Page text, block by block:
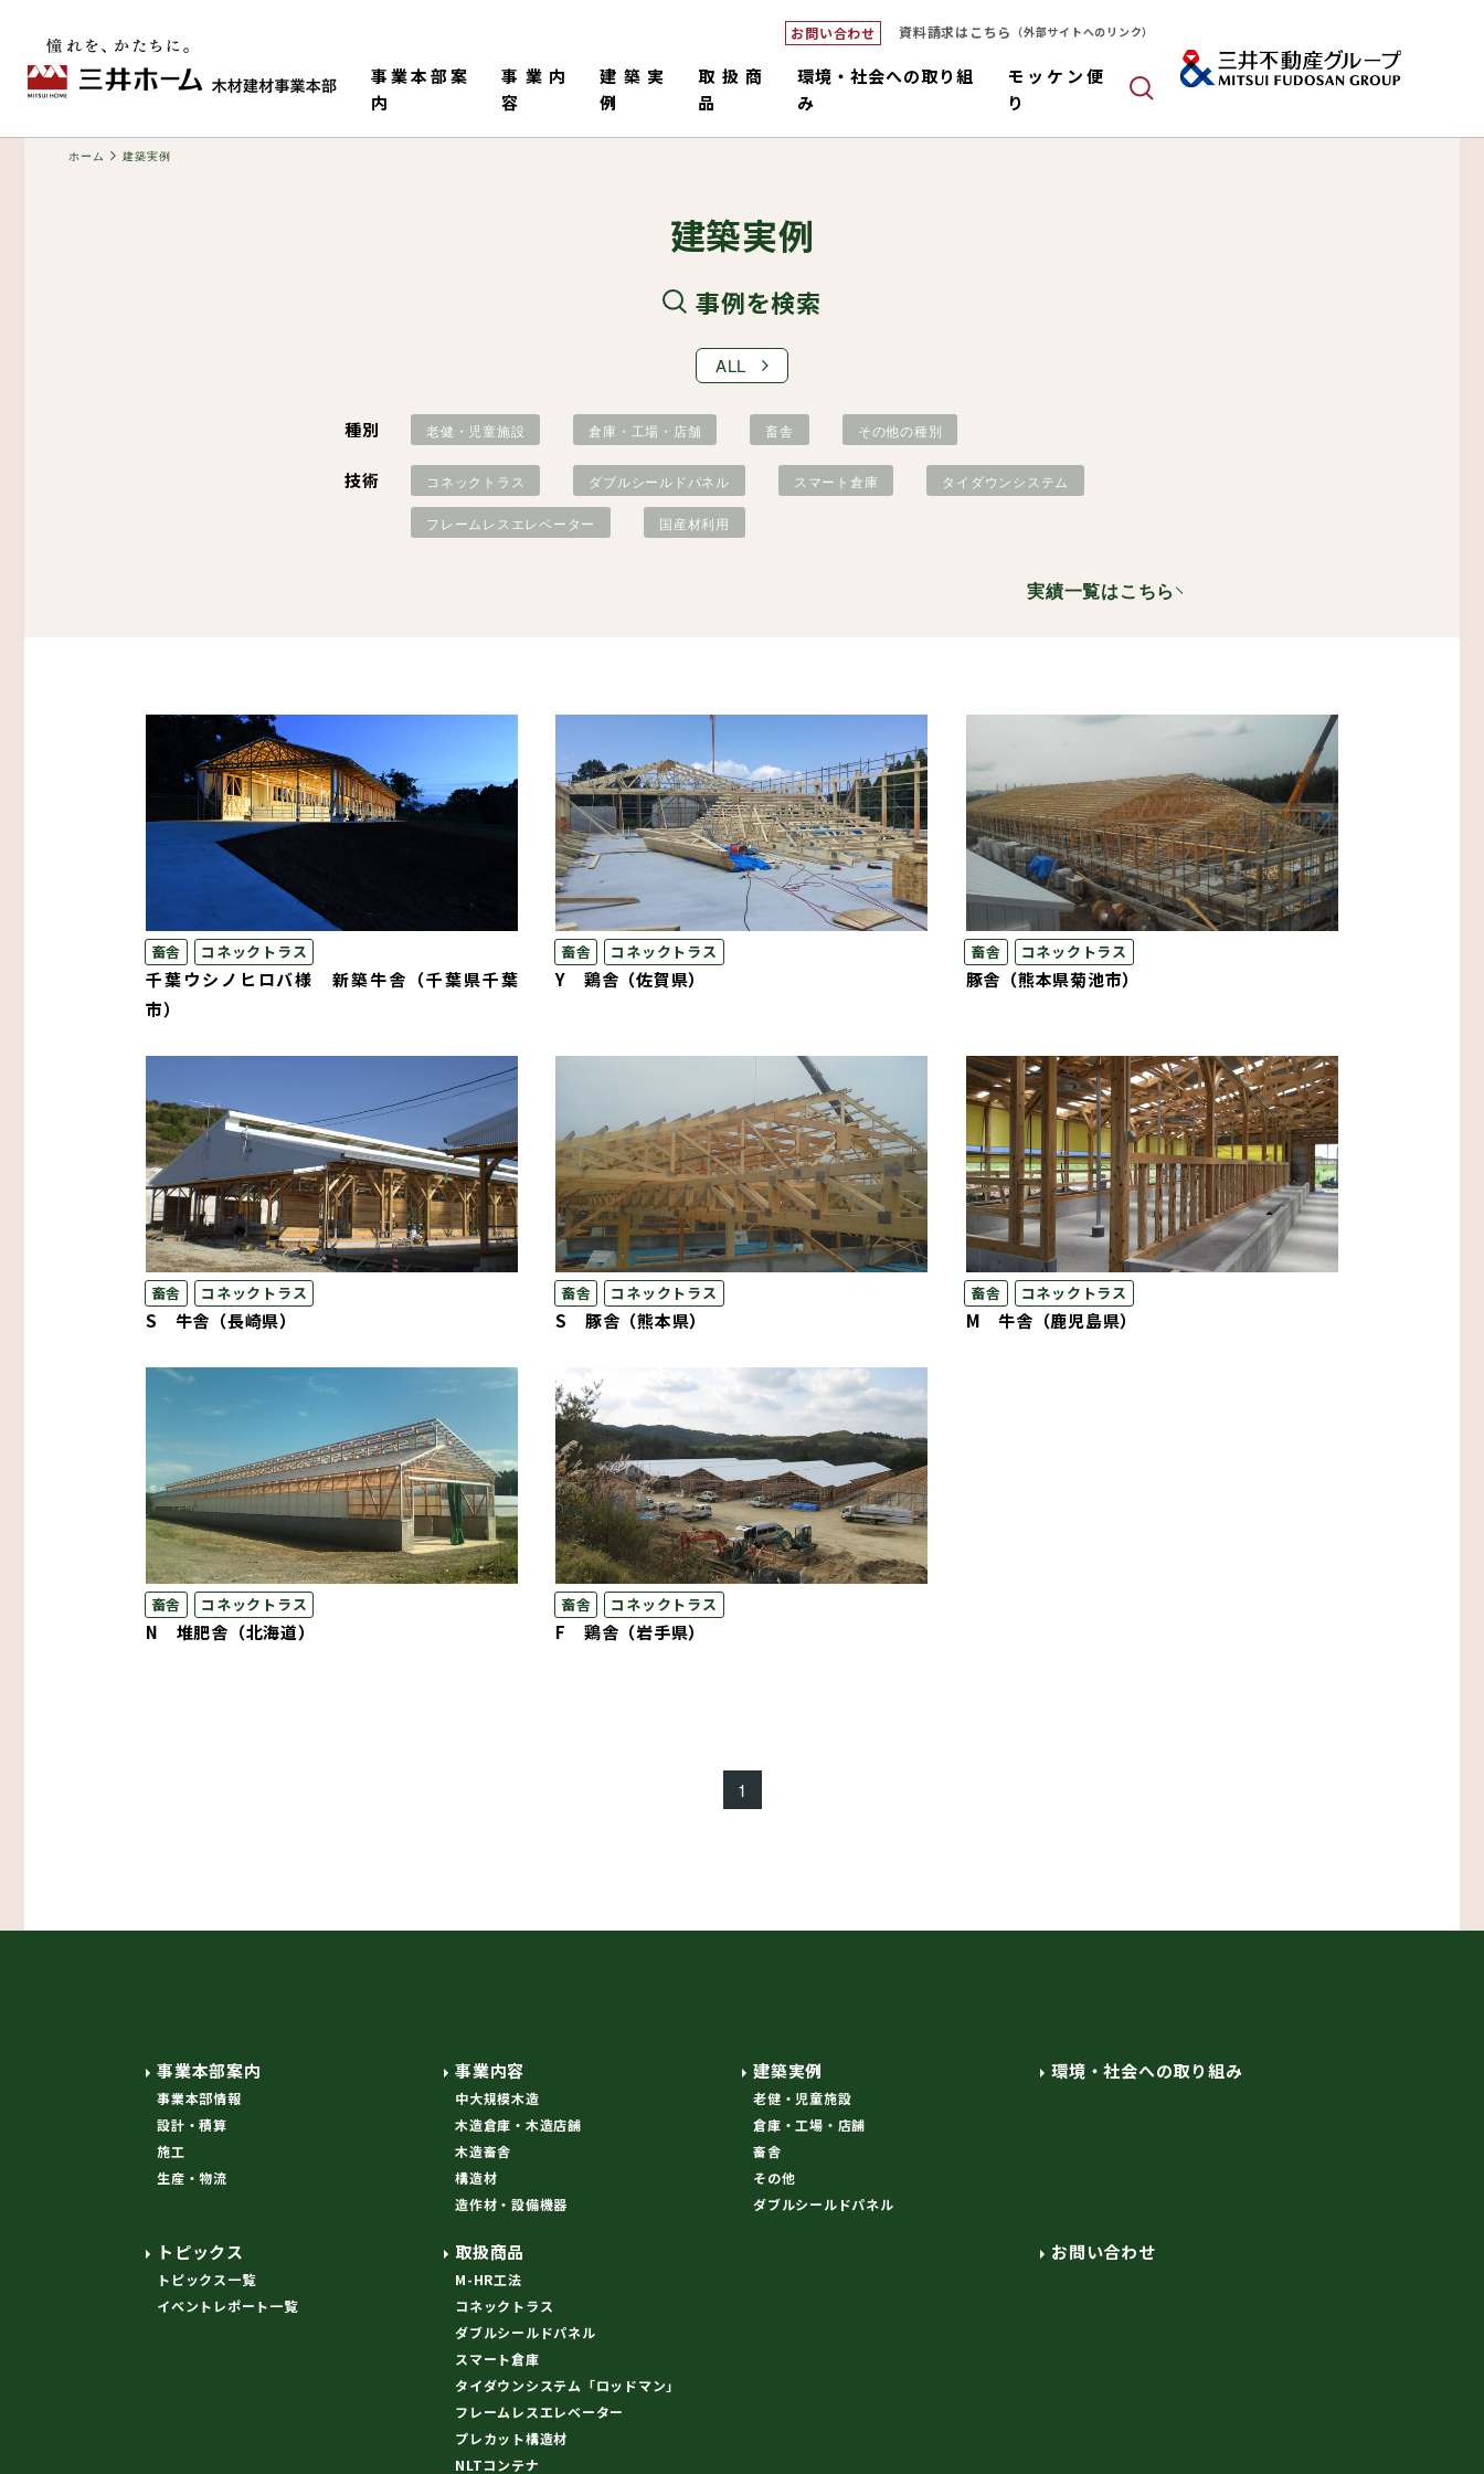
お問い合わせ 資料請求はこちら （外部サイトへのリンク）
事業本部案
内
事業本部情報 販売・施工 設計・積算
事業内
容
構造材 国産材 中大規模木造
建築実
例
老健・児童施設 倉庫・工場・店舗 畜舎
取扱商
品
M-HR工法（木造でつくるピロ
コネックトラス ダブルシールドパネル
NLTコンテナ
環境・社会への取り組
み
モッケン便
り
ホーム 建築実例
建築実例
事例を検索
ALL
種別 老健・児童施設 倉庫・工場・店舗 畜舎 その他の種別
技術 コネックトラス ダブルシールドパネル スマート倉庫 タイダウンシステム
フレームレスエレベーター 国産材利用
実績一覧はこちら
畜舎 コネックトラス
千葉ウシノヒロバ様 新築牛舎（千葉県千葉
市）
畜舎 コネックトラス
Y 鶏舎（佐賀県）
畜舎 コネックトラス
豚舎（熊本県菊池市）
畜舎 コネックトラス
S 牛舎（長崎県）
畜舎 コネックトラス
S 豚舎（熊本県）
畜舎 コネックトラス
M 牛舎（鹿児島県）
畜舎 コネックトラス
N 堆肥舎（北海道）
畜舎 コネックトラス
F 鶏舎（岩手県）
1
事業本部案内
事業本部情報
設計・積算
施工
生産・物流
事業内容
中大規模木造
木造倉庫・木造店舗
木造畜舎
構造材
造作材・設備機器
建築実例
老健・児童施設
倉庫・工場・店舗
畜舎
その他
ダブルシールドパネル
環境・社会への取り組み
トピックス
トピックス一覧
イベントレポート一覧
取扱商品
M-HR工法
コネックトラス
ダブルシールドパネル
スマート倉庫
タイダウンシステム「ロッドマン」
フレームレスエレベーター
プレカット構造材
NLTコンテナ
お問い合わせ